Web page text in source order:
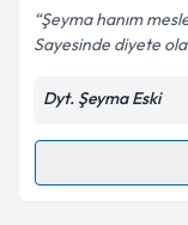
Kişisel
Şeyma hanım
Sayesinde diyete
Dyt. Şeyma Eski
Randevu